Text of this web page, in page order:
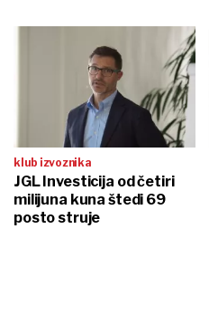
klub izvoznika
JGL Investicija od četiri
milijuna kuna štedi 69
posto struje